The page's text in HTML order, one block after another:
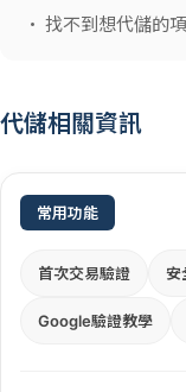
• 找不到想代儲的
代儲相關資訊
常用功能
首次交易驗證 安
Google驗證教學